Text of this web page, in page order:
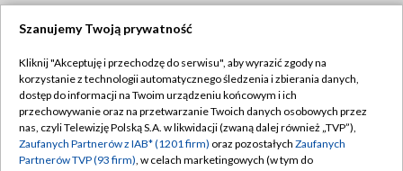
TVP
Abonament TVP
Emisja w TVP
Regulamin TVP
Polityka prywatności
Szanujemy Twoją prywatność
Kliknij "Akceptuję i przechodzę do serwisu", aby wyrazić zgody na
korzystanie z technologii automatycznego śledzenia i zbierania danych,
dostęp do informacji na Twoim urządzeniu końcowym i ich
przechowywanie oraz na przetwarzanie Twoich danych osobowych przez
nas, czyli Telewizję Polską S.A. w likwidacji (zwaną dalej również „TVP”),
Zaufanych Partnerów z IAB* (1201 firm) oraz pozostałych Zaufanych
Partnerów TVP (93 firm), w celach marketingowych (w tym do